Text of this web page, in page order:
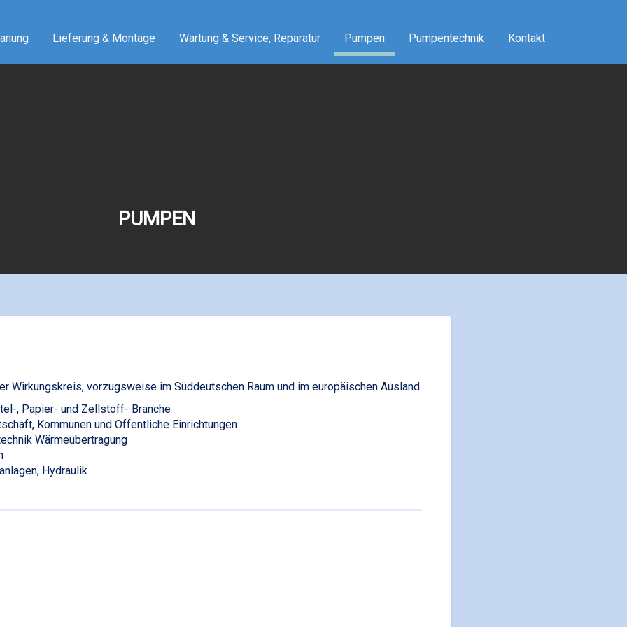
Lieferung & Montage Wartung & Service, Reparatur Pumpen Pumpentechnik Kontakt
PUMPEN
Wirkungskreis, vorzugsweise im Süddeutschen Raum und im europäischen Ausland.
, Papier- und Zellstoff- Branche
Kommunen und Öffentliche Einrichtungen
Wärmeübertragung
Hydraulik